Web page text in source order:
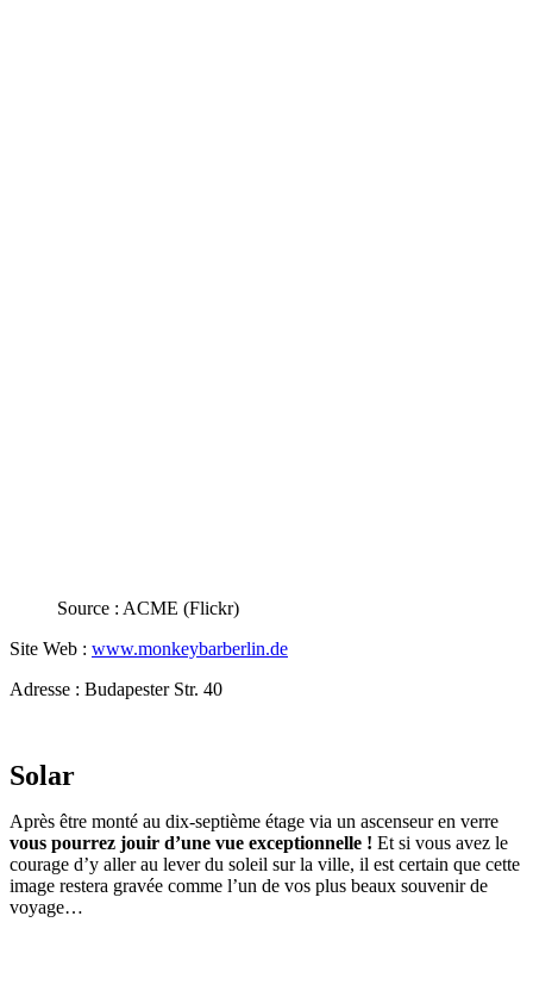
Source : ACME (Flickr)
Site Web : www.monkeybarberlin.de
Adresse : Budapester Str. 40
Solar
Après être monté au dix-septième étage via un ascenseur en verre
vous pourrez jouir d’une vue exceptionnelle ! Et si vous avez le
courage d’y aller au lever du soleil sur la ville, il est certain que cette
image restera gravée comme l’un de vos plus beaux souvenir de
voyage…